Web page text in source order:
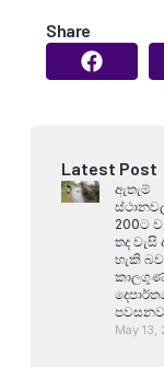
Share
Latest Post
ඇතැම්
200ට
තද
හැකි බව
කාලගුණ
May 13,